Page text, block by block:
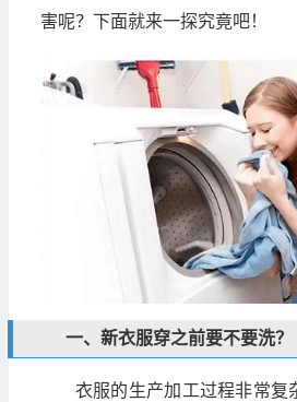
害呢？下面就来一探究竟吧！
一、新衣服穿之前要不要洗？
衣服的生产加工过程非常复